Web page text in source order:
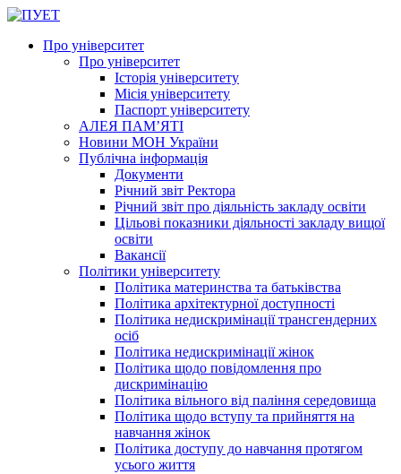
Про університет
Про університет
Історія університету
Місія університету
Паспорт університету
АЛЕЯ ПАМ’ЯТІ
Новини МОН України
Публічна інформація
Документи
Річний звіт Ректора
Річний звіт про діяльність закладу освіти
Цільові показники діяльності закладу вищої
освіти
Вакансії
Політики університету
Політика материнства та батьківства
Політика архітектурної доступності
Політика недискримінації трансгендерних
осіб
Політика недискримінації жінок
Політика щодо повідомлення про
дискримінацію
Політика вільного від паління середовища
Політика щодо вступу та прийняття на
навчання жінок
Політика доступу до навчання протягом
усього життя